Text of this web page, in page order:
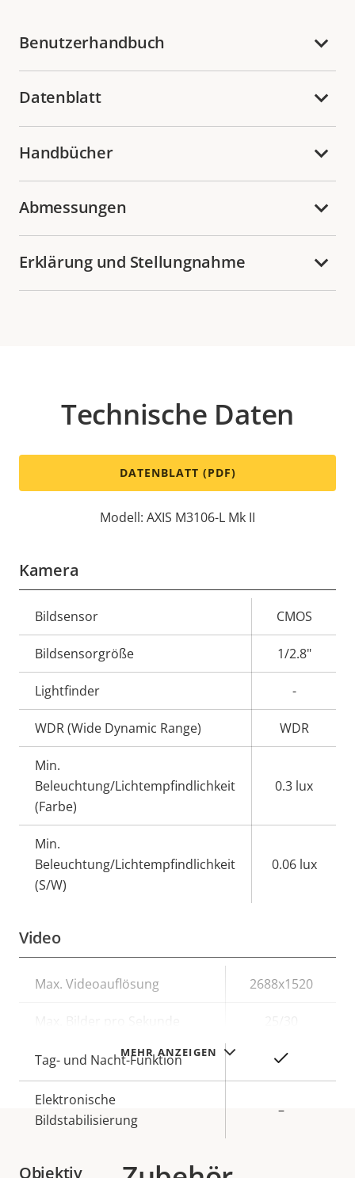
Benutzerhandbuch
Datenblatt
Handbücher
Abmessungen
Erklärung und Stellungnahme
MEHR ANZEIGEN
Technische Daten
DATENBLATT (PDF)
Modell: AXIS M3106-L Mk II
Kamera
Eigentumsbeschreibung Eigentumswert
Bildsensor CMOS
Bildsensorgröße 1/2.8"
Lightfinder -
WDR (Wide Dynamic Range) WDR
Min.
Beleuchtung/Lichtempfindlichkeit
(Farbe)
0.3 lux
Min.
Beleuchtung/Lichtempfindlichkeit
(S/W)
0.06 lux
Video
Eigentumsbeschreibung Eigentumswert
Max. Videoauflösung 2688x1520
Tag- und Nacht-Funktion
Elektronische
Bildstabilisierung
–
Objektiv